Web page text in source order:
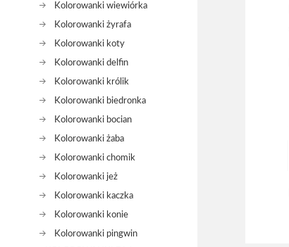
Kolorowanki wiewiórka
Kolorowanki żyrafa
Kolorowanki koty
Kolorowanki delfin
Kolorowanki królik
Kolorowanki biedronka
Kolorowanki bocian
Kolorowanki żaba
Kolorowanki chomik
Kolorowanki jeż
Kolorowanki kaczka
Kolorowanki konie
Kolorowanki pingwin